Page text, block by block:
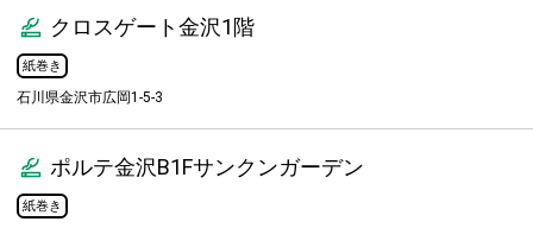
クロスゲート金沢1階
紙巻き
石川県金沢市広岡1-5-3
ポルテ金沢B1Fサンクンガーデン
紙巻き